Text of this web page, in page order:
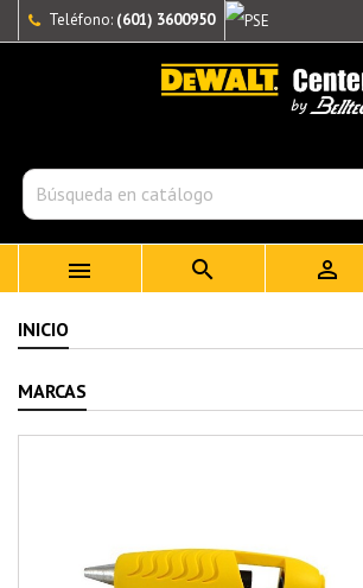
Teléfono: (601) 3600950
  
INICIO
MARCAS